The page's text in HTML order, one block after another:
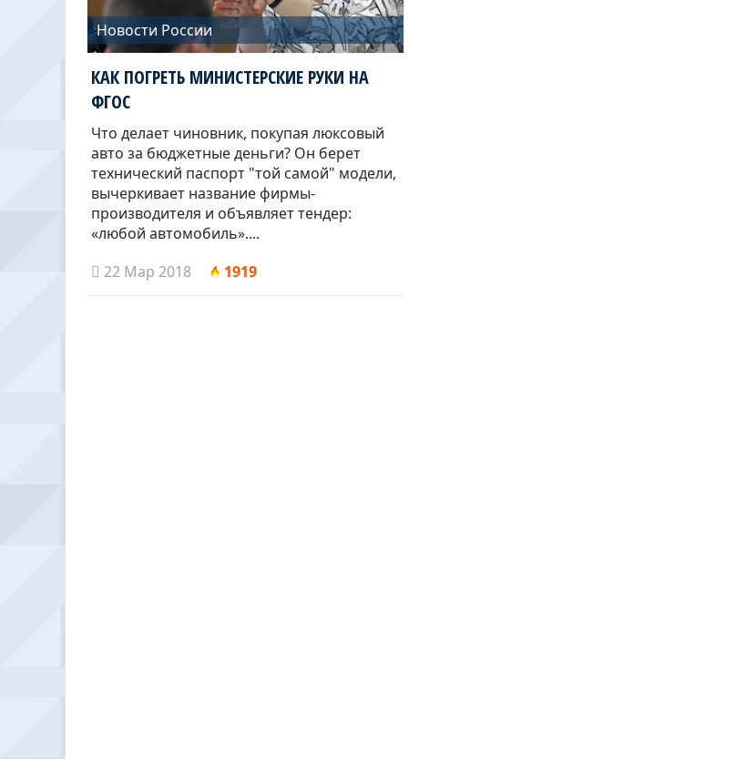
Новости России
КАК ПОГРЕТЬ МИНИСТЕРСКИЕ РУКИ НА
ФГОС
Что делает чиновник, покупая люксовый
авто за бюджетные деньги? Он берет
технический паспорт "той самой" модели,
вычеркивает название фирмы-
производителя и объявляет тендер:
«любой автомобиль»....
22 Мар 2018
1919